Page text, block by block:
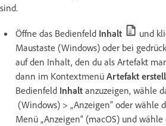
sind.
Öffne das Bedienfeld Inhalt
und
Maustaste (Windows) oder bei
auf den Inhalt, den du als Artefakt
dann im Kontextmenü Artefakt
Bedienfeld Inhalt anzuzeigen, wähle
(Windows) > „Anzeigen“ oder wähle
Menü „Anzeigen“ (macOS) und